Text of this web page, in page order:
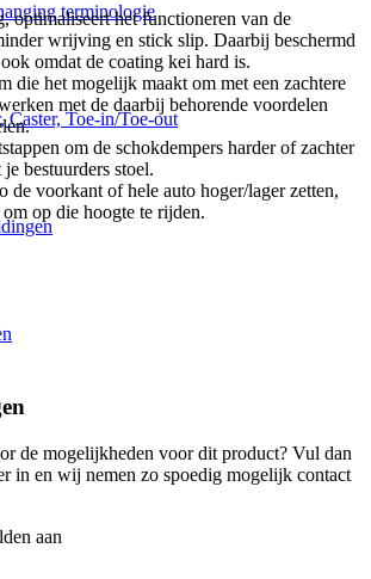
terminologie
Caster, Toe-in/Toe-out
optimaliseert het functioneren van de
wrijving en stick slip. Daarbij beschermd
omdat de coating kei hard is.
die het mogelijk maakt om met een zachtere
met de daarbij behorende voordelen
om de schokdempers harder of zachter
bestuurders stoel.
de voorkant of hele auto hoger/lager zetten,
op die hoogte te rijden.
de mogelijkheden voor dit product? Vul dan
in en wij nemen zo spoedig mogelijk contact
aan